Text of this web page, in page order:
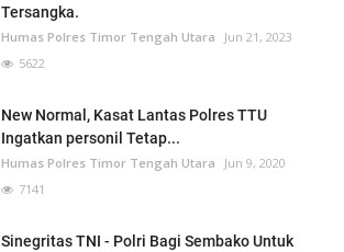
Tersangka.
Humas Polres Timor Tengah Utara
Jun 21, 2023
5622
New Normal, Kasat Lantas Polres TTU
Ingatkan personil Tetap...
Humas Polres Timor Tengah Utara
Jun 9, 2020
7141
Sinegritas TNI - Polri Bagi Sembako Untuk